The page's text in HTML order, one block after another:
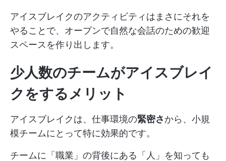
アイスブレイクのアクティビティはまさにそれを
やることで、オープンで自然な会話のための歓迎
スペースを作り出します。
少人数のチームがアイスブレイ
クをするメリット
アイスブレイクは、仕事環境の緊密さから、小規
模チームにとって特に効果的です。
チームに「職業」の背後にある「人」を知っても